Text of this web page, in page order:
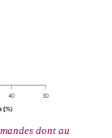
dont au